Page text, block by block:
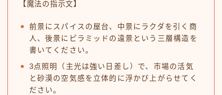
【魔法の指示文】
前景にスパイスの屋台、中景にラクダを引く商
人、後景にピラミッドの遠景という三層構造を
書いてください。
3点照明（主光は強い日差し）で、市場の活気
と砂漠の空気感を立体的に浮かび上がらせてく
ださい。